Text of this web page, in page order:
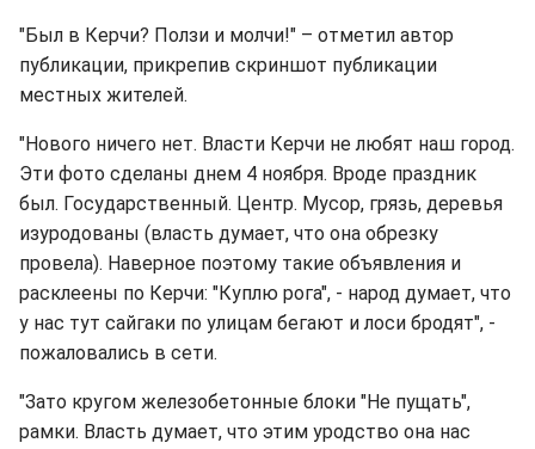
"Был в Керчи? Ползи и молчи!" – отметил автор
публикации, прикрепив скриншот публикации
местных жителей.
"Нового ничего нет. Власти Керчи не любят наш город.
Эти фото сделаны днем 4 ноября. Вроде праздник
был. Государственный. Центр. Мусор, грязь, деревья
изуродованы (власть думает, что она обрезку
провела). Наверное поэтому такие объявления и
расклеены по Керчи: "Куплю рога", - народ думает, что
у нас тут сайгаки по улицам бегают и лоси бродят", -
пожаловались в сети.
"Зато кругом железобетонные блоки "Не пущать",
рамки. Власть думает, что этим уродство она нас